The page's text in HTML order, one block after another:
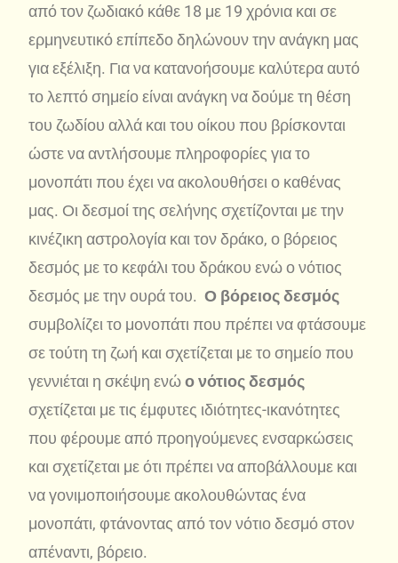
από τον ζωδιακό κάθε 18 με 19 χρόνια και σε
ερμηνευτικό επίπεδο δηλώνουν την ανάγκη μας
για εξέλιξη. Για να κατανοήσουμε καλύτερα αυτό
το λεπτό σημείο είναι ανάγκη να δούμε τη θέση
του ζωδίου αλλά και του οίκου που βρίσκονται
ώστε να αντλήσουμε πληροφορίες για το
μονοπάτι που έχει να ακολουθήσει ο καθένας
μας. Οι δεσμοί της σελήνης σχετίζονται με την
κινέζικη αστρολογία και τον δράκο, ο βόρειος
δεσμός με το κεφάλι του δράκου ενώ ο νότιος
δεσμός με την ουρά του.Ο βόρειος δεσμός
συμβολίζει το μονοπάτι που πρέπει να φτάσουμε
σε τούτη τη ζωή και σχετίζεται με το σημείο που
γεννιέται η σκέψη ενώο νότιος δεσμός
σχετίζεται με τις έμφυτες ιδιότητες-ικανότητες
που φέρουμε από προηγούμενες ενσαρκώσεις
και σχετίζεται με ότι πρέπει να αποβάλλουμε και
να γονιμοποιήσουμε ακολουθώντας ένα
μονοπάτι, φτάνοντας από τον νότιο δεσμό στον
απέναντι, βόρειο.